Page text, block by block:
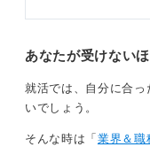
あなたが受けない
就活では、自分に合
いでしょう。
そんな時は「 業界＆職